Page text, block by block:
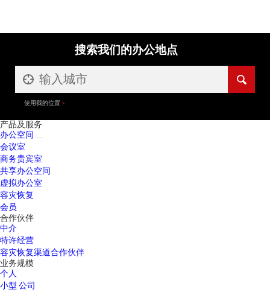
搜索我们的办公地点
使用我的位置
产品及服务
办公空间
会议室
商务贵宾室
共享办公空间
虚拟办公室
容灾恢复
会员
合作伙伴
中介
特许经营
容灾恢复渠道合作伙伴
业务规模
个人
小型 公司